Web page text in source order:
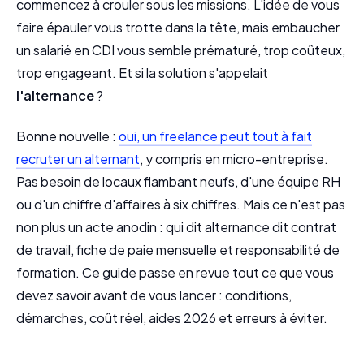
commencez à crouler sous les missions. L'idée de vous
faire épauler vous trotte dans la tête, mais embaucher
un salarié en CDI vous semble prématuré, trop coûteux,
trop engageant. Et si la solution s'appelait
l'alternance?
Bonne nouvelle : oui, un freelance peut tout à fait
recruter un alternant, y compris en micro-entreprise.
Pas besoin de locaux flambant neufs, d'une équipe RH
ou d'un chiffre d'affaires à six chiffres. Mais ce n'est pas
non plus un acte anodin : qui dit alternance dit contrat
de travail, fiche de paie mensuelle et responsabilité de
formation. Ce guide passe en revue tout ce que vous
devez savoir avant de vous lancer : conditions,
démarches, coût réel, aides 2026 et erreurs à éviter.